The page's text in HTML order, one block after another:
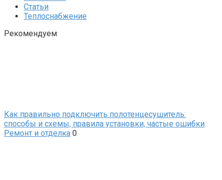
Статьи
Теплоснабжение
Рекомендуем
Как правильно подключить полотенцесушитель:
способы и схемы, правила установки, частые ошибки
Ремонт и отделка 0